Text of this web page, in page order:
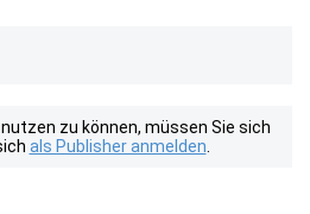
zu können, müssen Sie sich
als Publisher anmelden